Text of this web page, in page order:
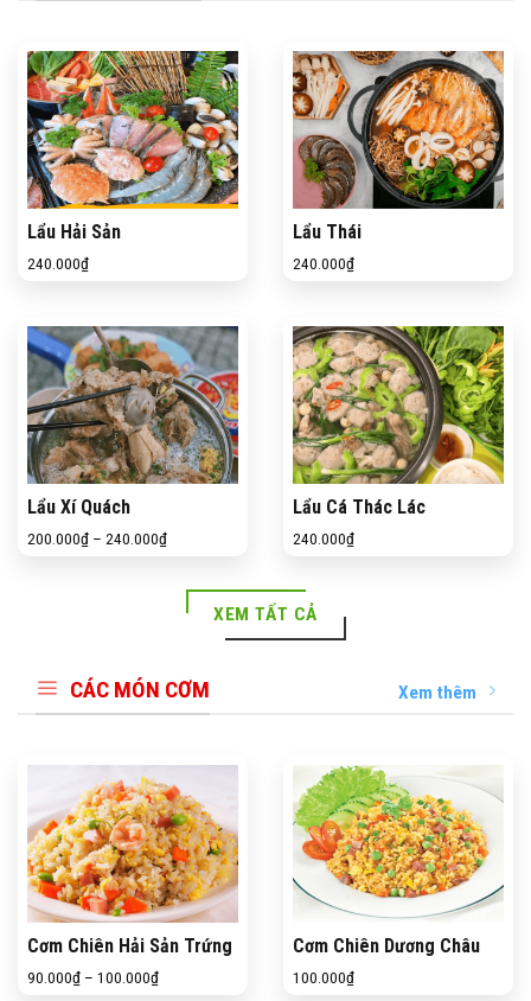
Lẩu Hải Sản
240.000₫
Lẩu Thái
240.000₫
Lẩu Xí Quách
200.000₫ – 240.000₫
Lẩu Cá Thác Lác
240.000₫
XEM TẤT CẢ
CÁC MÓN CƠM Xem thêm
Cơm Chiên Hải Sản Trứng
90.000₫ – 100.000₫
Cơm Chiên Dương Châu
100.000₫